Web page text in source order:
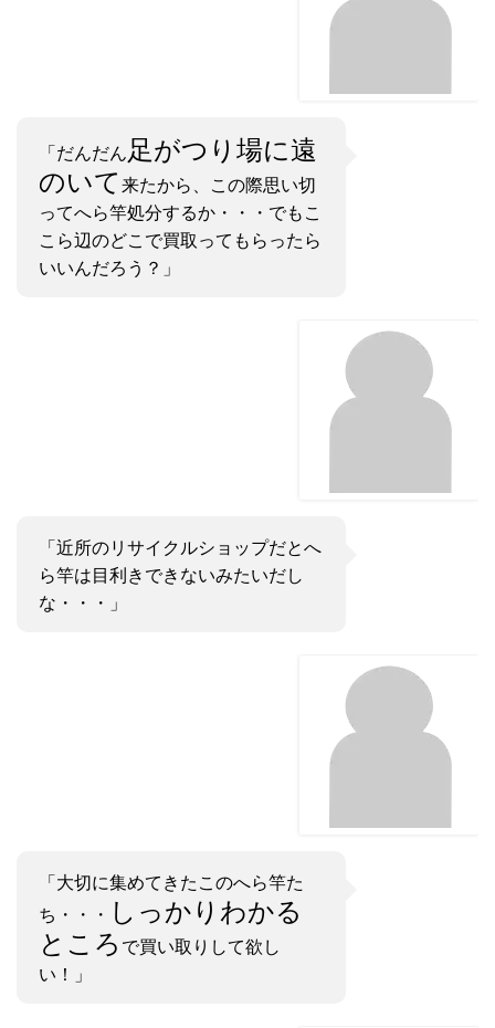
「だんだん足がつり場に遠
のいて来たから、この際思い切
ってへら竿処分するか・・・でもこ
こら辺のどこで買取ってもらったら
いいんだろう？」
「近所のリサイクルショップだとへ
ら竿は目利きできないみたいだし
な・・・」
「大切に集めてきたこのへら竿た
ち・・・ しっかりわかる
ところ で買い取りして欲し
い！」